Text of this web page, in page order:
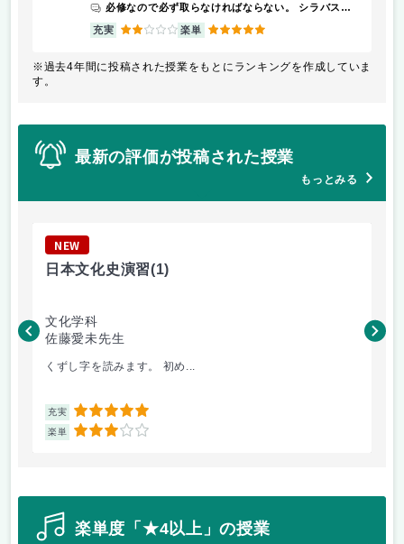
必修なので必ず取らなければならない。 シラバス通りでは無いのでご注意を。
充実 2 楽単 5
※過去4年間に投稿された授業をもとにランキングを作成していま
す。
最新の評価が投稿された授業
もっとみる
NEW
日本文化史演習(1)
文化学科
佐藤愛未先生
くずし字を読みます。 初め...
充実 5
楽単 3
水
楽単度「★4以上」の授業